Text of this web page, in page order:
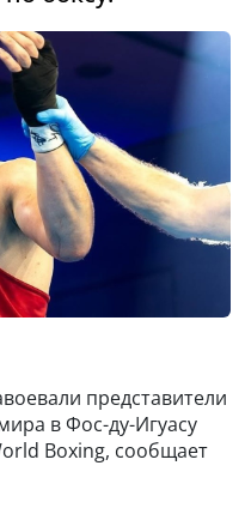
представители
в Фос-ду-Игуасу
Boxing, сообщает